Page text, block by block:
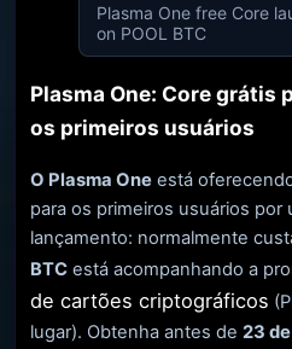
Plasma One free Core
on POOL BTC
Plasma One: Core grátis
os primeiros usuários
O Plasma One está
para os primeiros usuários por
lançamento: normalmente
BTC está acompanhando a
de cartões criptográficos
lugar). Obtenha antes de 23